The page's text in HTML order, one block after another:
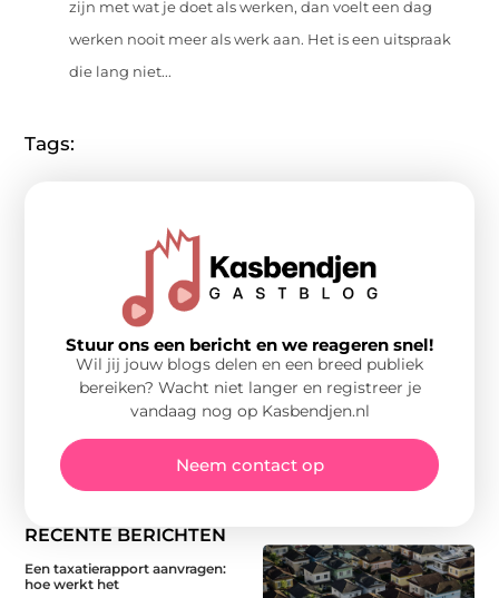
zijn met wat je doet als werken, dan voelt een dag
werken nooit meer als werk aan. Het is een uitspraak
die lang niet...
Tags:
RECENTE BERICHTEN
Een taxatierapport aanvragen:
hoe werkt het
Stuur ons een bericht en we reageren snel!
Wil jij jouw blogs delen en een breed publiek
bereiken? Wacht niet langer en registreer je
vandaag nog op Kasbendjen.nl
Neem contact op